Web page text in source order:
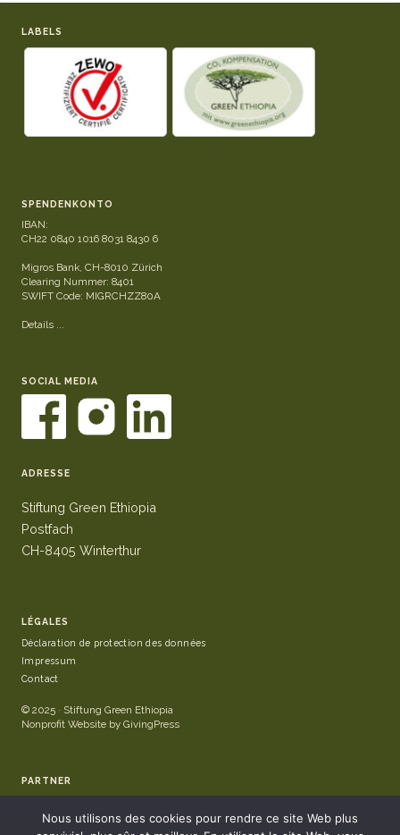
LABELS
SPENDENKONTO
IBAN:
CH22 0840 1016 8031 8430 6
Migros Bank, CH-8010 Zürich
Clearing Nummer: 8401
SWIFT Code: MIGRCHZZ80A
Details ...
SOCIAL MEDIA
ADRESSE
Stiftung Green Ethiopia
Postfach
CH-8405 Winterthur
LÉGALES
Déclaration de protection des données
Impressum
Contact
© 2025 · Stiftung Green Ethiopia
Nonprofit Website by GivingPress
PARTNER
Nous utilisons des cookies pour rendre ce site Web plus